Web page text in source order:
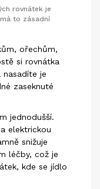
rovnátek je
to zásadní
ořechům,
si rovnátka
je
zaseknuté
jednodušší.
elektrickou
snižuje
léčby, což je
kde se jídlo